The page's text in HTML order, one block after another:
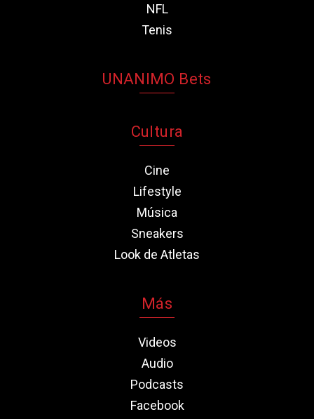
NFL
Tenis
UNANIMO Bets
Cultura
Cine
Lifestyle
Música
Sneakers
Look de Atletas
Más
Videos
Audio
Podcasts
Facebook